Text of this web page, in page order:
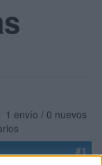
1 envío / 0 nuevos
#1